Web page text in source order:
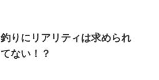
釣りにリアリティは求められ
てない！？